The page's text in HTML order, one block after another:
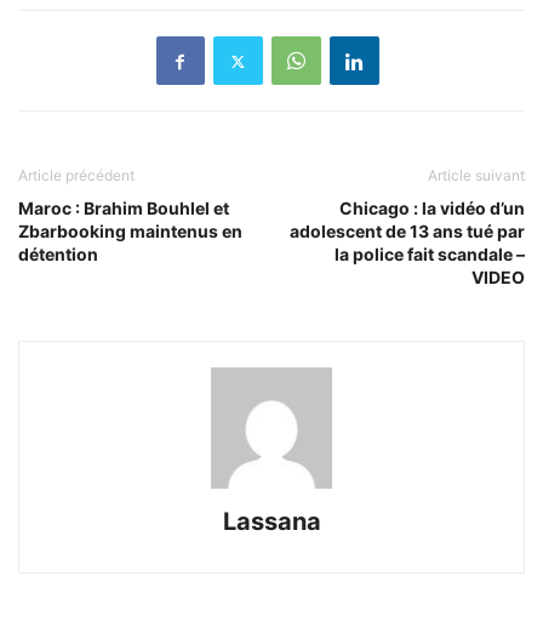
Article précédent
Maroc : Brahim Bouhlel et
Zbarbooking maintenus en
détention
Article suivant
Chicago : la vidéo d’un
adolescent de 13 ans tué par
la police fait scandale –
VIDEO
Lassana